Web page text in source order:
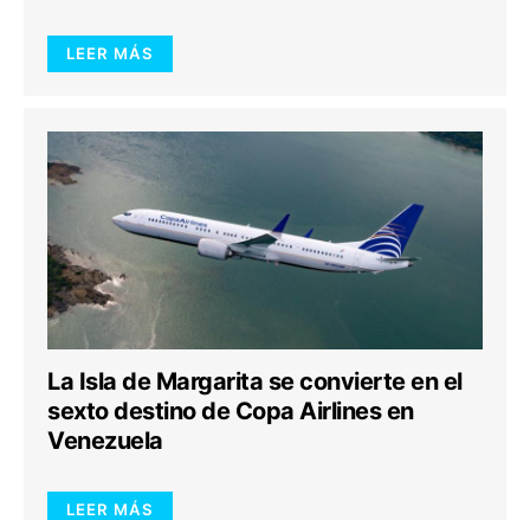
LEER MÁS
La Isla de Margarita se convierte en el
sexto destino de Copa Airlines en
Venezuela
LEER MÁS